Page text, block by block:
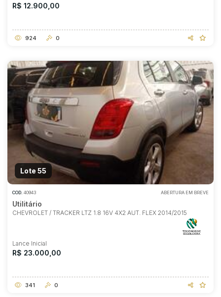
R$ 12.900,00
924 0
Lote 55
COD. 40943 ABERTURA EM BREVE
Utilitário
CHEVROLET / TRACKER LTZ 1.8 16V 4X2 AUT. FLEX 2014/2015
Lance Inicial
R$ 23.000,00
341 0